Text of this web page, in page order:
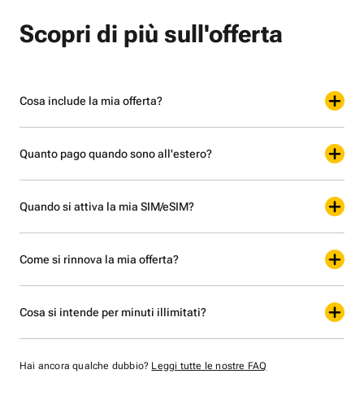
Scopri di più sull'offerta
Cosa include la mia offerta?
Quanto pago quando sono all'estero?
Quando si attiva la mia SIM/eSIM?
Come si rinnova la mia offerta?
Cosa si intende per minuti illimitati?
Hai ancora qualche dubbio? Leggi tutte le nostre FAQ